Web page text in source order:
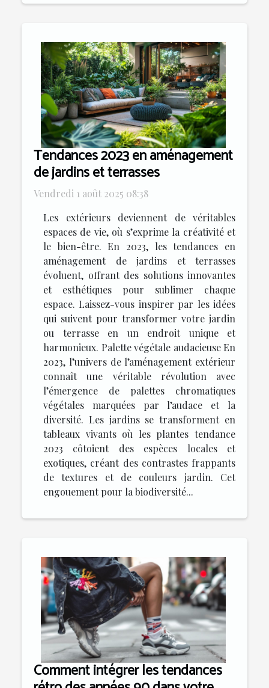
Tendances 2023 en aménagement
de jardins et terrasses
Vendredi 1 août 2025 08:38
Les extérieurs deviennent de véritables
espaces de vie, où s’exprime la créativité et
le bien-être. En 2023, les tendances en
aménagement de jardins et terrasses
évoluent, offrant des solutions innovantes
et esthétiques pour sublimer chaque
espace. Laissez-vous inspirer par les idées
qui suivent pour transformer votre jardin
ou terrasse en un endroit unique et
harmonieux. Palette végétale audacieuse En
2023, l’univers de l’aménagement extérieur
connaît une véritable révolution avec
l’émergence de palettes chromatiques
végétales marquées par l’audace et la
diversité. Les jardins se transforment en
tableaux vivants où les plantes tendance
2023 côtoient des espèces locales et
exotiques, créant des contrastes frappants
de textures et de couleurs jardin. Cet
engouement pour la biodiversité...
Comment intégrer les tendances